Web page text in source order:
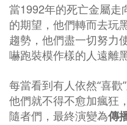
當1992年的死亡金屬走
的期望， 他們轉而去玩
趨勢，他們盡一切努力
嚇跑裝模作樣的人遠離
每當看到有人依然“喜歡
他們就不得不愈加瘋狂
隨者們，最終演變為傳